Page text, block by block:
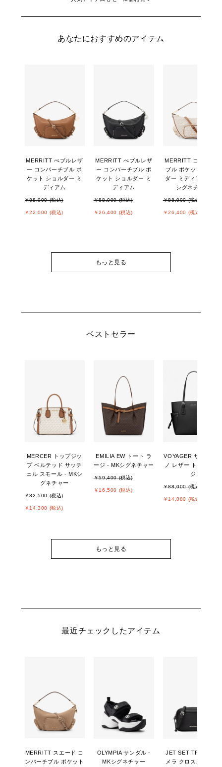
あなたにおすすめのアイテム
MERRITT ぺブルレザ
ー コンバーチブル ポ
ケット ショルダー ミ
ディアム
￥88,000 (税込)
￥22,000 (税込)
MERRITT ぺブルレザ
ー コンバーチブル ポ
ケット ショルダー ミ
ディアム
￥88,000 (税込)
￥26,400 (税込)
MERRITT コンバーチ
ブル ポケット ショル
ダー ミディアム - MK
シグネチャー
￥88,000 (税込)
￥26,400 (税込)
もっと見る
ベストセラー
MERCER トップジッ
プ ベルテッド サッチ
ェル スモール - MKシ
グネチャー
￥82,500 (税込)
￥14,300 (税込)
EMILIA EW トート ラ
ージ - MKシグネチャー
￥59,400 (税込)
￥16,500 (税込)
VOYAGER サフィア
ノ レザー トート ラー
ジ
￥88,000 (税込)
￥14,080 (税込)
もっと見る
最近チェックしたアイテム
MERRITT スエード コ
ンバーチブル ポケット
OLYMPIA サンダル -
MKシグネチャー
JET SET TRAVEL カ
メラ クロスボディ ス